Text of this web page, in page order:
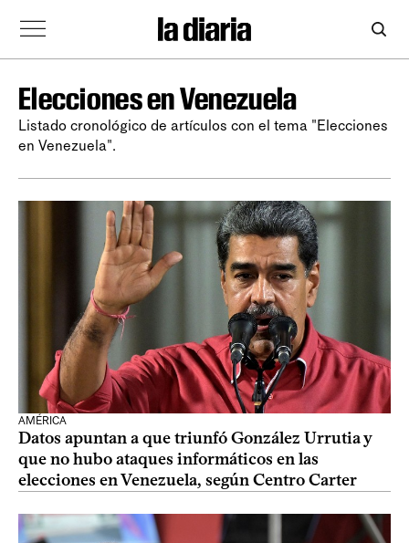
Elecciones en Venezuela
Listado cronológico de artículos con el tema "Elecciones
en Venezuela".
AMÉRICA
Datos apuntan a que triunfó González Urrutia y
que no hubo ataques informáticos en las
elecciones en Venezuela, según Centro Carter